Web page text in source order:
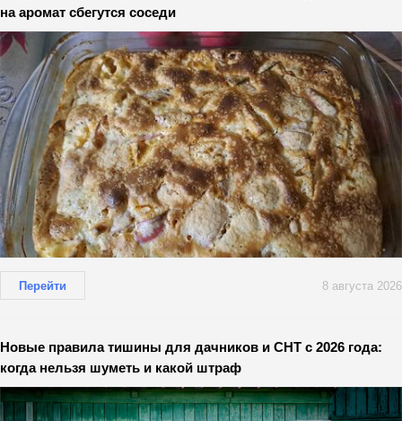
на аромат сбегутся соседи
Перейти 8 августа 2026
Новые правила тишины для дачников и СНТ с 2026 года:
когда нельзя шуметь и какой штраф